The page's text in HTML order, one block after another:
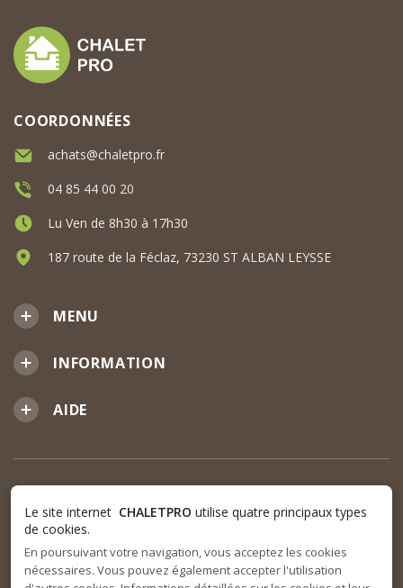
MENU
INFORMATION
AIDE
COORDONNÉES
achats@chaletpro.fr
04 85 44 00 20
Lu Ven de 8h30 à 17h30
187 route de la Féclaz, 73230 ST ALBAN LEYSSE
Le site internet CHALETPRO utilise quatre principaux types
de cookies.
En poursuivant votre navigation, vous acceptez les cookies
nécessaires. Vous pouvez également accepter l'utilisation